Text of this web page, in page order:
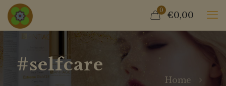
0 €0,00
#selfcare
Home